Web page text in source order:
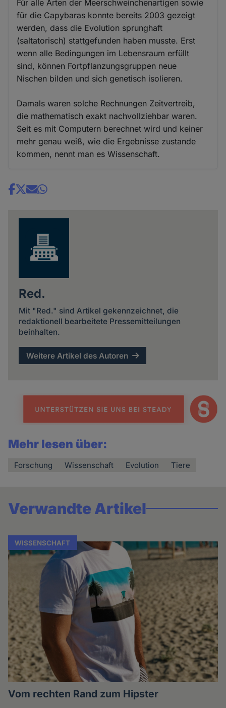
Für alle Arten der Meerschweinchenartigen sowie
für die Capybaras konnte bereits 2003 gezeigt
werden, dass die Evolution sprunghaft
(saltatorisch) stattgefunden haben musste. Erst
wenn alle Bedingungen im Lebensraum erfüllt
sind, können Fortpflanzungsgruppen neue
Nischen bilden und sich genetisch isolieren.
Damals waren solche Rechnungen Zeitvertreib,
die mathematisch exakt nachvollziehbar waren.
Seit es mit Computern berechnet wird und keiner
mehr genau weiß, wie die Ergebnisse zustande
kommen, nennt man es Wissenschaft.
Share
Red.
Mit "Red." sind Artikel gekennzeichnet, die
redaktionell bearbeitete Pressemitteilungen
beinhalten.
Weitere Artikel des Autoren
Mehr lesen über:
Forschung Wissenschaft Evolution Tiere
Verwandte Artikel
WISSENSCHAFT
Vom rechten Rand zum Hipster